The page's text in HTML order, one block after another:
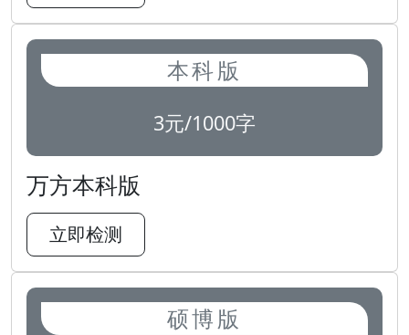
本科版
3元/1000字
万方本科版
立即检测
硕博版